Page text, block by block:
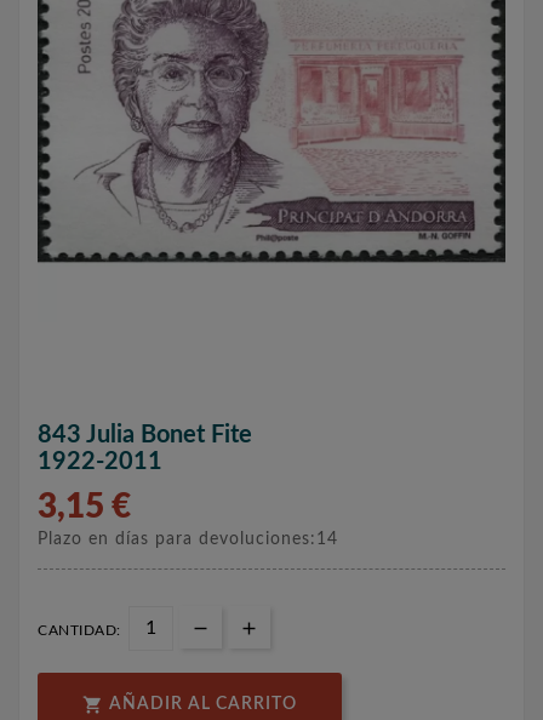
843 Julia Bonet Fite
1922-2011
3,15 €
Plazo en días para devoluciones:14
CANTIDAD:
 AÑADIR AL CARRITO